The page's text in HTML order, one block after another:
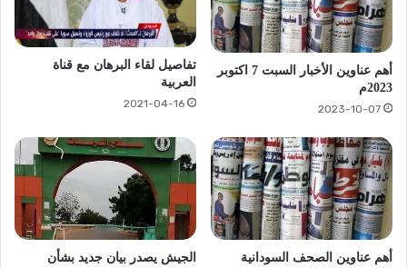
أهم عناوين الأخبار السبت 7 اكتوبر
2023م
2023-10-07
تفاصيل لقاء البرهان مع قناة
العربية
2021-04-16
أهم عناوين الصحف السودانية
الجيش يصدر بيان جديد بشأن